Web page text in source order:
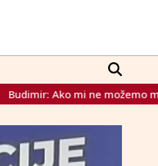
mahati zastavama